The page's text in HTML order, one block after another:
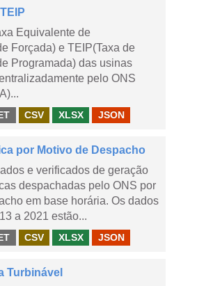
Equivalente de
Forçada) e TEIP(Taxa de
Programada) das usinas
pelo ONS
CSV XLSX JSON
por Motivo de Despacho
e verificados de geração
despachadas pelo ONS por
em base horária. Os dados
a 2021 estão...
CSV XLSX JSON
Turbinável